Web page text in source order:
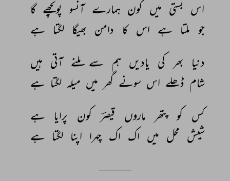
اس بستی میں کون ہمارے آنسو پونچھے گا
جو ملتا ہے اس کا دامن بھیگا لگتا ہے
دنیا بھر کی یادیں ہم سے ملنے آتی ہیں
شام ڈھلے اس سونے گھر میں میلہ لگتا ہے
کس
کو پتھر ماروں قیصرؔ کون پرایا
ہے
شیش محل میں اک اک چہرا اپنا لگتا ہے